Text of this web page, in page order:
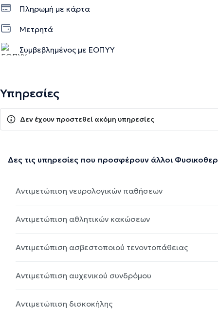
Πληρωμή με κάρτα
Μετρητά
Συμβεβλημένος με ΕΟΠΥΥ
Υπηρεσίες
Δεν έχουν προστεθεί ακόμη υπηρεσίες
Δες τις υπηρεσίες που προσφέρουν άλλοι
Αντιμετώπιση νευρολογικών παθήσεων
Αντιμετώπιση αθλητικών κακώσεων
Αντιμετώπιση ασβεστοποιού τενοντοπάθειας
Αντιμετώπιση αυχενικού συνδρόμου
Αντιμετώπιση δισκοκήλης